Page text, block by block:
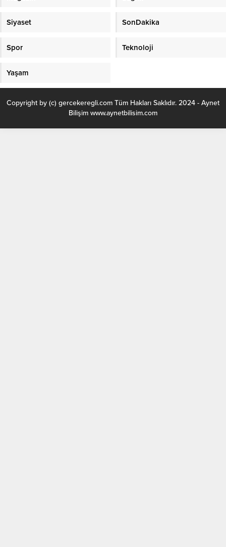
Siyaset SonDakika
Spor Teknoloji
Yaşam
Copyright by (c) gercekeregli.com Tüm Hakları Saklıdır. 2024 - Aynet
Bilişim www.aynetbilisim.com